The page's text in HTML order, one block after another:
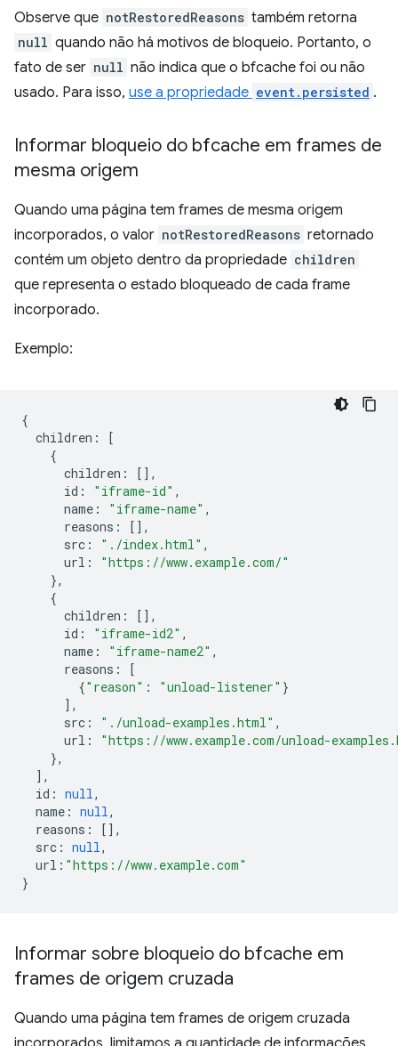
Observe que notRestoredReasons também retorna
null quando não há motivos de bloqueio. Portanto, o
fato de ser null não indica que o bfcache foi ou não
usado. Para isso, use a propriedade event.persisted .
Informar bloqueio do bfcache em frames de
mesma origem
Quando uma página tem frames de mesma origem
incorporados, o valor notRestoredReasons retornado
contém um objeto dentro da propriedade children
que representa o estado bloqueado de cada frame
incorporado.
Exemplo:
{
children :
[
{
children :
[],
id : "iframe-id" ,
name : "iframe-name" ,
reasons :
[],
src : "./index.html" ,
url :
"https://www.example.com/"
},
{
children :
[],
id : "iframe-id2" ,
name : "iframe-name2" ,
reasons :
[
{"reason" : "unload-listener" }
],
src : "./unload-examples.html" ,
url :
"https://www.example.com/unload-
},
],
id : null,
name : null,
reasons :
[],
src : null,
url : "https://www.example.com"
}
Informar sobre bloqueio do bfcache em
frames de origem cruzada
Quando uma página tem frames de origem cruzada